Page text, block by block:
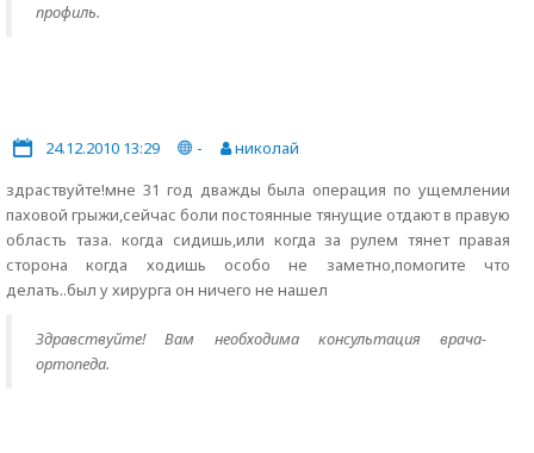
профиль.
24.12.2010 13:29 -
николай
здраствуйте!мне 31 год дважды была операция по ущемлении
паховой грыжи,сейчас боли постоянные тянущие отдают в правую
область таза. когда сидишь,или когда за рулем тянет правая
сторона когда ходишь особо не заметно,помогите что
делать..был у хирурга он ничего не нашел
Здравствуйте! Вам необходима консультация врача-
ортопеда.